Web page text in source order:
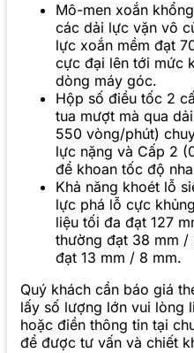
Mô-men xoắn
các dải lực vặn vô
lực xoắn mềm đạt
cực đại lên tới mức
dòng máy góc.
Hộp số điều tốc 2
tua mượt mà qua
550 vòng/phút)
lực nặng và Cấp 2
để khoan tốc độ
Khả năng khoét lỗ
lực phá lỗ cực
liệu tối đa đạt 127
thường đạt 38 mm /
đạt 13 mm / 8 mm.
Quý khách cần báo giá
lấy số lượng lớn vui lòng
hoặc điền thông tin tại
để được tư vấn và chiết